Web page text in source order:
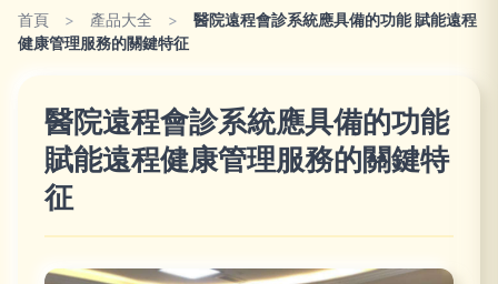
首頁 > 產品大全 >
醫院遠程會診系統應具備的功能 賦能遠程
健康管理服務的關鍵特征
醫院遠程會診系統應具備的功能
賦能遠程健康管理服務的關鍵特
征